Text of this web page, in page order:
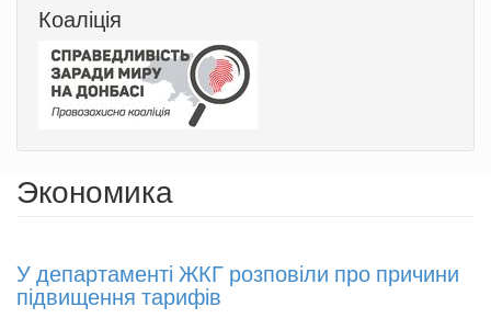
Коаліція
Экономика
У департаменті ЖКГ розповіли про причини
підвищення тарифів